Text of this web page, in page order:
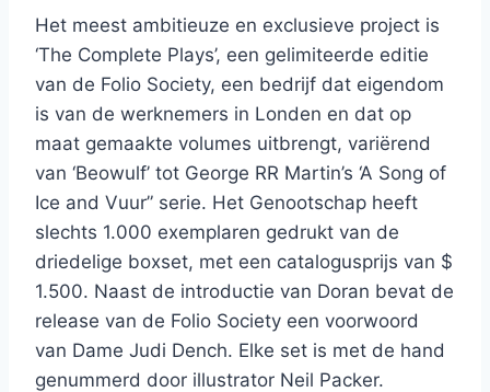
Het meest ambitieuze en exclusieve project is
‘The Complete Plays’, een gelimiteerde editie
van de Folio Society, een bedrijf dat eigendom
is van de werknemers in Londen en dat op
maat gemaakte volumes uitbrengt, variërend
van ‘Beowulf’ tot George RR Martin’s ‘A Song of
Ice and Vuur” serie. Het Genootschap heeft
slechts 1.000 exemplaren gedrukt van de
driedelige boxset, met een catalogusprijs van $
1.500. Naast de introductie van Doran bevat de
release van de Folio Society een voorwoord
van Dame Judi Dench. Elke set is met de hand
genummerd door illustrator Neil Packer.